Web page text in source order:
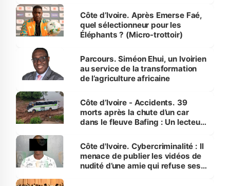
Côte d’Ivoire. Après Emerse Faé,
quel sélectionneur pour les
Éléphants ? (Micro-trottoir)
Parcours. Siméon Ehui, un Ivoirien
au service de la transformation
de l’agriculture africaine
Côte d’Ivoire - Accidents. 39
morts après la chute d’un car
dans le fleuve Bafing : Un lecteur
des Transports
Côte d'Ivoire. Cybercriminalité : Il
menace de publier les vidéos de
nudité d’une amie qui refuse ses